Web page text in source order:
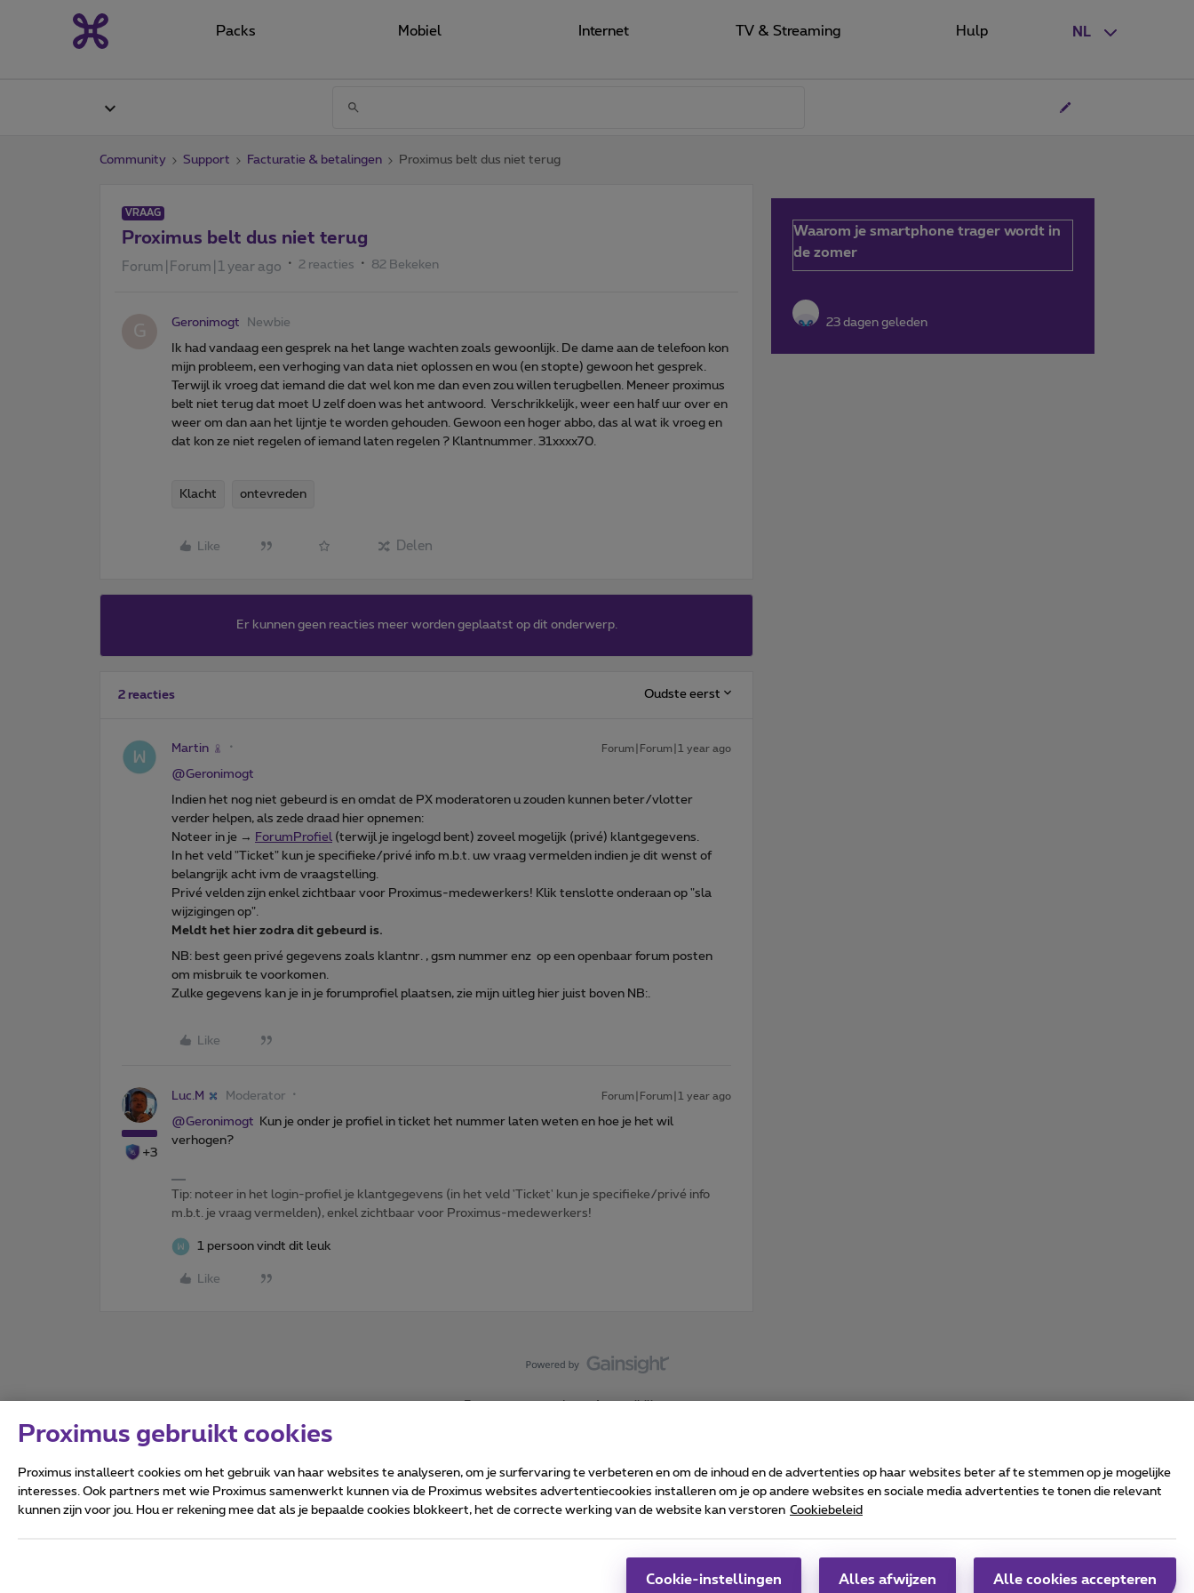
NL
Packs Mobiel Internet TV & Streaming Hulp
Community Support Facturatie & betalingen Proximus belt dus niet terug
VRAAG
Proximus belt dus niet terug
Forum|Forum|1 year ago 2 reacties 82 Bekeken
G Geronimogt Newbie
Ik had vandaag een gesprek na het lange wachten zoals gewoonlijk. De dame aan de telefoon kon
mijn probleem, een verhoging van data niet oplossen en wou (en stopte) gewoon het gesprek.
Terwijl ik vroeg dat iemand die dat wel kon me dan even zou willen terugbellen. Meneer proximus
belt niet terug dat moet U zelf doen was het antwoord. Verschrikkelijk, weer een half uur over en
weer om dan aan het lijntje te worden gehouden. Gewoon een hoger abbo, das al wat ik vroeg en
dat kon ze niet regelen of iemand laten regelen ? Klantnummer. 31xxxx70.
Klacht ontevreden
Like Delen
Er kunnen geen reacties meer worden geplaatst op dit onderwerp.
2 reacties Oudste eerst
Martin Forum|Forum|1 year ago
@Geronimogt
Indien het nog niet gebeurd is en omdat de PX moderatoren u zouden kunnen beter/vlotter
verder helpen, als zede draad hier opnemen:
Noteer in je → ForumProfiel (terwijl je ingelogd bent) zoveel mogelijk (privé) klantgegevens.
In het veld "Ticket" kun je specifieke/privé info m.b.t. uw vraag vermelden indien je dit wenst of
belangrijk acht ivm de vraagstelling.
Privé velden zijn enkel zichtbaar voor Proximus-medewerkers! Klik tenslotte onderaan op "sla
wijzigingen op".
Meldt het hier zodra dit gebeurd is.
NB: best geen privé gegevens zoals klantnr. , gsm nummer enz op een openbaar forum posten
om misbruik te voorkomen.
Zulke gegevens kan je in je forumprofiel plaatsen, zie mijn uitleg hier juist boven NB:.
Like
+3
Luc.M Moderator Forum|Forum|1 year ago
@Geronimogt Kun je onder je profiel in ticket het nummer laten weten en hoe je het wil
verhogen?
Tip: noteer in het login-profiel je klantgegevens (in het veld 'Ticket' kun je specifieke/privé info
m.b.t. je vraag vermelden), enkel zichtbaar voor Proximus-medewerkers!
1 persoon vindt dit leuk
Like
Waarom je smartphone trager wordt in
de zomer
23 dagen geleden
Forumvoorwaarden Accessibility statement
Alle rechten voorbehouden. ©2026Proximus
Carrier & Wholesale Solutions
Proximus Group
| Telindus
Proximus gebruikt cookies
Proximus installeert cookies om het gebruik van haar websites te analyseren, om je surfervaring te verbeteren en om de inhoud en de advertenties op haar websites beter af te stemmen op je mogelijke
interesses. Ook partners met wie Proximus samenwerkt kunnen via de Proximus websites advertentiecookies installeren om je op andere websites en sociale media advertenties te tonen die relevant
kunnen zijn voor jou. Hou er rekening mee dat als je bepaalde cookies blokkeert, het de correcte werking van de website kan verstoren Cookiebeleid
Cookie-instellingen Alles afwijzen Alle cookies accepteren